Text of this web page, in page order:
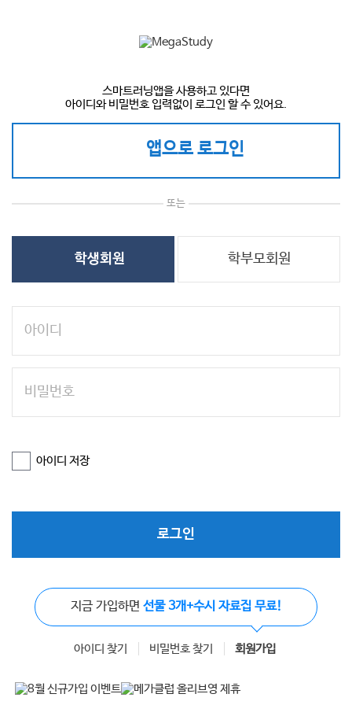
스마트러닝앱을 사용하고 있다면
아이디와 비밀번호 입력없이 로그인 할 수 있어요.
앱으로 로그인
또는
학생회원 학부모회원
아이디 저장
로그인
지금 가입하면 선물 3개+수시 자료집 무료!
아이디 찾기 비밀번호 찾기 회원가입